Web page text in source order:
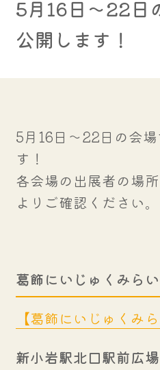
5月16日～22日
公開します！
5月16日～22日の会
す！
各会場の出展者の場
よりご確認ください。
葛飾にいじゅくみら
【葛飾にいじゅくみ
新小岩駅北口駅前広場